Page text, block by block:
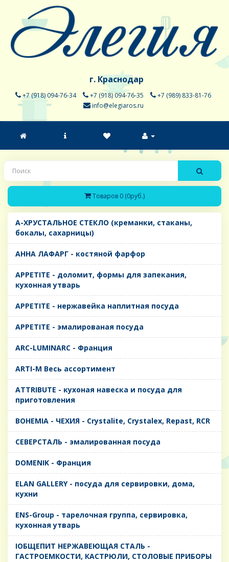
г. Краснодар
+7 (918) 094-76-34 +7 (918) 094-76-35
+7 (989) 833-81-76
info@elegiaros.ru
Товаров 0 (0руб.)
A-ХРУСТАЛЬНОЕ СТЕКЛО (креманки, стаканы,
бокалы, сахарницы)
AHHA ЛАФАРГ - костяной фарфор
APPETITE - доломит, формы для запекания,
кухонная утварь
APPETITE - нержавейка наплитная посуда
APPETITE - эмалированая посуда
ARC-LUMINARC - Франция
ARTI-M Весь ассортимент
ATTRIBUTE - кухоная навеска и посуда для
приготовления
BOHEMIA - ЧЕХИЯ - Crystalite, Crystalex, Repast, RCR
CЕВЕРСТАЛЬ - эмалированная посуда
DOMENIK - Франция
ELAN GALLERY - посуда для сервировки, дома,
кухни
ENS-Group - тарелочная группа, сервировка,
кухонная утварь
IОБЩЕПИТ НЕРЖАВЕЮЩАЯ СТАЛЬ -
ГАСТРОЕМКОСТИ, КАСТРЮЛИ, СТОЛОВЫЕ ПРИБОРЫ